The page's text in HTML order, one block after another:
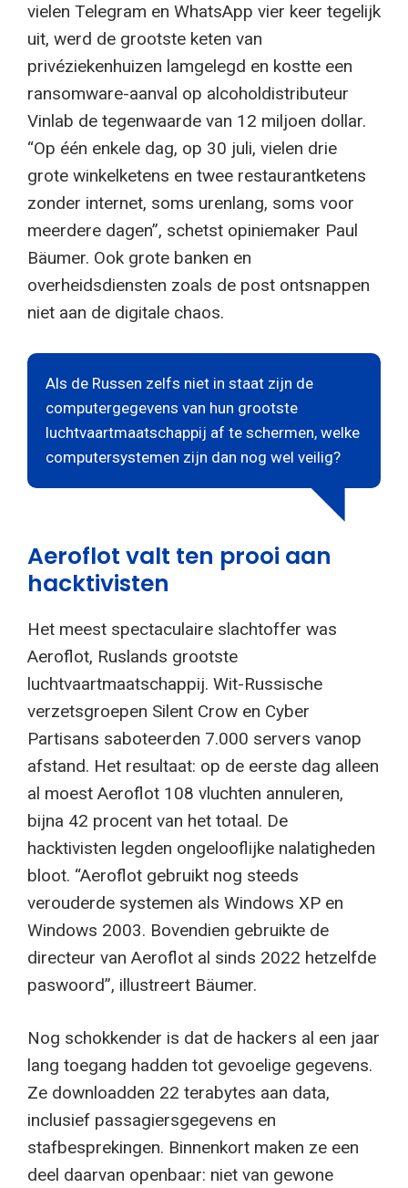
vielen Telegram en WhatsApp vier keer tegelijk
uit, werd de grootste keten van
privéziekenhuizen lamgelegd en kostte een
ransomware-aanval op alcoholdistributeur
Vinlab de tegenwaarde van 12 miljoen dollar.
“Op één enkele dag, op 30 juli, vielen drie
grote winkelketens en twee restaurantketens
zonder internet, soms urenlang, soms voor
meerdere dagen”, schetst opiniemaker Paul
Bäumer. Ook grote banken en
overheidsdiensten zoals de post ontsnappen
niet aan de digitale chaos.
Als de Russen zelfs niet in staat zijn de
computergegevens van hun grootste
luchtvaartmaatschappij af te schermen, welke
computersystemen zijn dan nog wel veilig?
Aeroflot valt ten prooi aan
hacktivisten
Het meest spectaculaire slachtoffer was
Aeroflot, Ruslands grootste
luchtvaartmaatschappij. Wit-Russische
verzetsgroepen Silent Crow en Cyber
Partisans saboteerden 7.000 servers vanop
afstand. Het resultaat: op de eerste dag alleen
al moest Aeroflot 108 vluchten annuleren,
bijna 42 procent van het totaal. De
hacktivisten legden ongelooflijke nalatigheden
bloot. “Aeroflot gebruikt nog steeds
verouderde systemen als Windows XP en
Windows 2003. Bovendien gebruikte de
directeur van Aeroflot al sinds 2022 hetzelfde
paswoord”, illustreert Bäumer.
Nog schokkender is dat de hackers al een jaar
lang toegang hadden tot gevoelige gegevens.
Ze downloadden 22 terabytes aan data,
inclusief passagiersgegevens en
stafbesprekingen. Binnenkort maken ze een
deel daarvan openbaar: niet van gewone